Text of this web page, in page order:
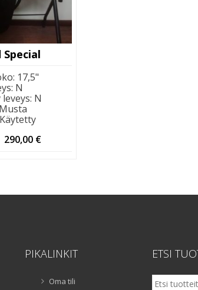
: 17,5"
: N
: N
Musta
Käytetty
Alkuperäinen
290,00 €
PIKALINKIT
Oma tili
ETSI
Etsi: